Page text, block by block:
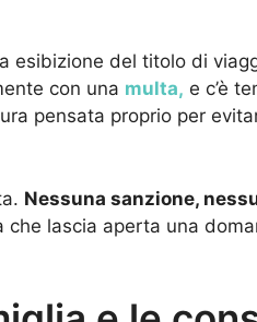
esibizione del titolo di
con una multa, e c’è
pensata proprio per
Nessuna sanzione,
che lascia aperta una